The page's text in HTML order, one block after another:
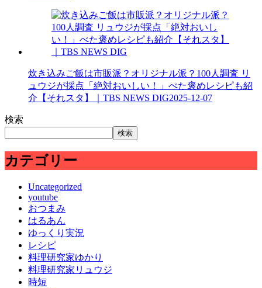
炊き込みご飯は市販派？オリジナル派？100人調査 リ
ュウジが採点「絶対おいしい！」べた褒めレシピも紹
介【それスタ】｜TBS NEWS DIG2025-12-07
検索
検索
カテゴリー
Uncategorized
youtube
おつまみ
はるあん
ゆっくり実況
レシピ
料理研究家ゆかり
料理研究家リュウジ
時短